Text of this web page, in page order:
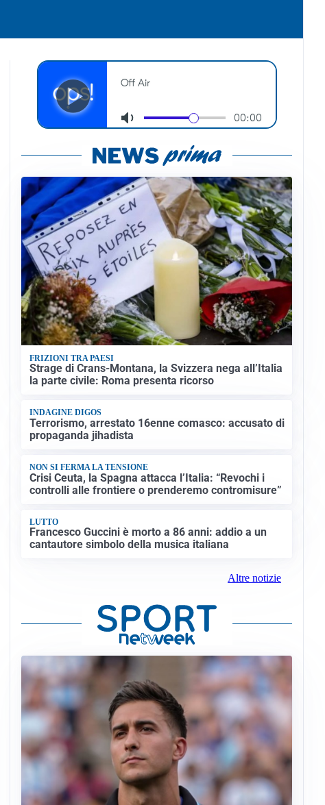
FRIZIONI TRA PAESI
Strage di Crans-Montana, la Svizzera nega all’Italia
la parte civile: Roma presenta ricorso
INDAGINE DIGOS
Terrorismo, arrestato 16enne comasco: accusato di
propaganda jihadista
NON SI FERMA LA TENSIONE
Crisi Ceuta, la Spagna attacca l’Italia: “Revochi i
controlli alle frontiere o prenderemo contromisure”
LUTTO
Francesco Guccini è morto a 86 anni: addio a un
cantautore simbolo della musica italiana
Altre notizie